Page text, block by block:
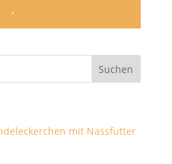
.
mit Nassfutter